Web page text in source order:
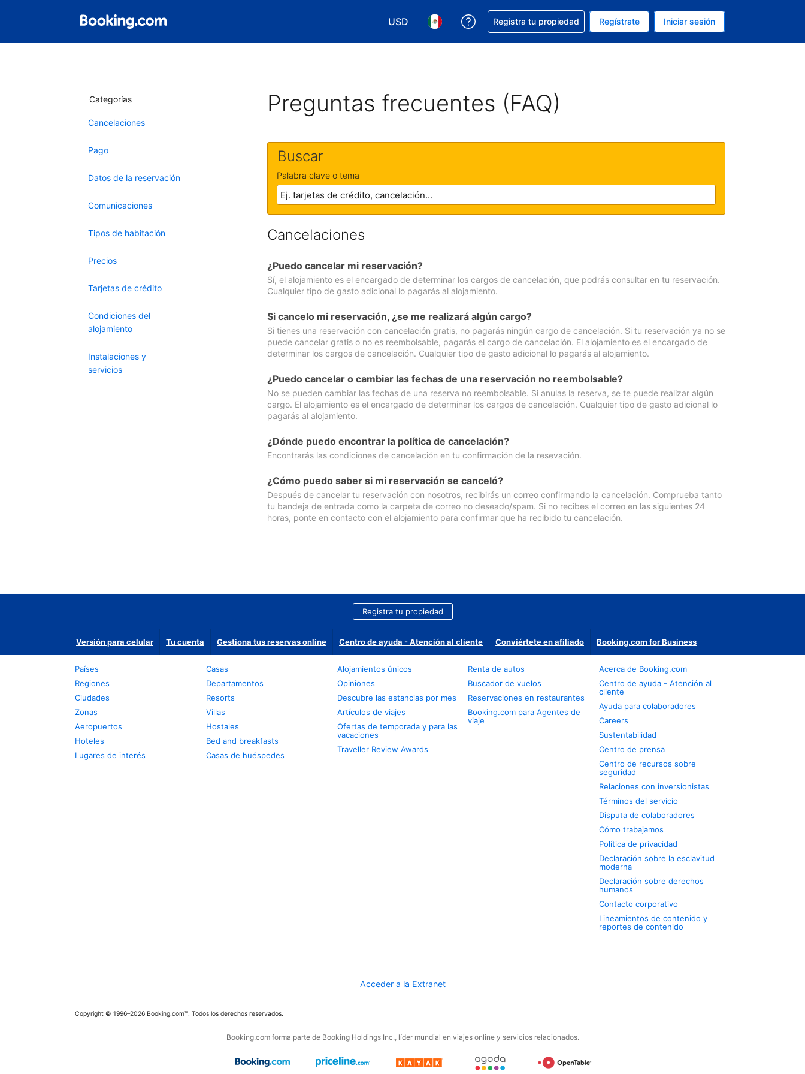
USD
Elegir tu moneda. Tu moneda actual es Dólar de EEUU
Elegir el idioma que prefieres. Tu idioma actual es Español (México)
Obtener ayuda con la reservación
Registra tu propiedad Regístrate Iniciar sesión
Categorías
Cancelaciones
Pago
Datos de la reservación
Comunicaciones
Tipos de habitación
Precios
Tarjetas de crédito
Condiciones del
alojamiento
Instalaciones y
servicios
Preguntas frecuentes (FAQ)
Buscar
Palabra clave o tema
Cancelaciones
¿Puedo cancelar mi reservación?
Sí, el alojamiento es el encargado de determinar los cargos de cancelación, que podrás consultar en tu reservación.
Cualquier tipo de gasto adicional lo pagarás al alojamiento.
Si cancelo mi reservación, ¿se me realizará algún cargo?
Si tienes una reservación con cancelación gratis, no pagarás ningún cargo de cancelación. Si tu reservación ya no se
puede cancelar gratis o no es reembolsable, pagarás el cargo de cancelación. El alojamiento es el encargado de
determinar los cargos de cancelación. Cualquier tipo de gasto adicional lo pagarás al alojamiento.
¿Puedo cancelar o cambiar las fechas de una reservación no reembolsable?
No se pueden cambiar las fechas de una reserva no reembolsable. Si anulas la reserva, se te puede realizar algún
cargo. El alojamiento es el encargado de determinar los cargos de cancelación. Cualquier tipo de gasto adicional lo
pagarás al alojamiento.
¿Dónde puedo encontrar la política de cancelación?
Encontrarás las condiciones de cancelación en tu confirmación de la resevación.
¿Cómo puedo saber si mi reservación se canceló?
Después de cancelar tu reservación con nosotros, recibirás un correo confirmando la cancelación. Comprueba tanto
tu bandeja de entrada como la carpeta de correo no deseado/spam. Si no recibes el correo en las siguientes 24
horas, ponte en contacto con el alojamiento para confirmar que ha recibido tu cancelación.
Registra tu propiedad
Versión para celular Tu cuenta Gestiona tus reservas online Centro de ayuda - Atención al cliente Conviértete en afiliado Booking.com for Business
Países
Regiones
Ciudades
Zonas
Aeropuertos
Hoteles
Lugares de interés
Casas
Departamentos
Resorts
Villas
Hostales
Bed and breakfasts
Casas de huéspedes
Alojamientos únicos
Opiniones
Descubre las estancias por mes
Artículos de viajes
Ofertas de temporada y para las
vacaciones
Traveller Review Awards
Renta de autos
Buscador de vuelos
Reservaciones en restaurantes
Booking.com para Agentes de
viaje
Acerca de Booking.com
Centro de ayuda - Atención al
cliente
Ayuda para colaboradores
Careers
Sustentabilidad
Centro de prensa
Centro de recursos sobre
seguridad
Relaciones con inversionistas
Términos del servicio
Disputa de colaboradores
Cómo trabajamos
Política de privacidad
Declaración sobre la esclavitud
moderna
Declaración sobre derechos
humanos
Contacto corporativo
Lineamientos de contenido y
reportes de contenido
Acceder a la Extranet
Copyright © 1996–2026 Booking.com™. Todos los derechos reservados.
Booking.com forma parte de Booking Holdings Inc., líder mundial en viajes online y servicios relacionados.